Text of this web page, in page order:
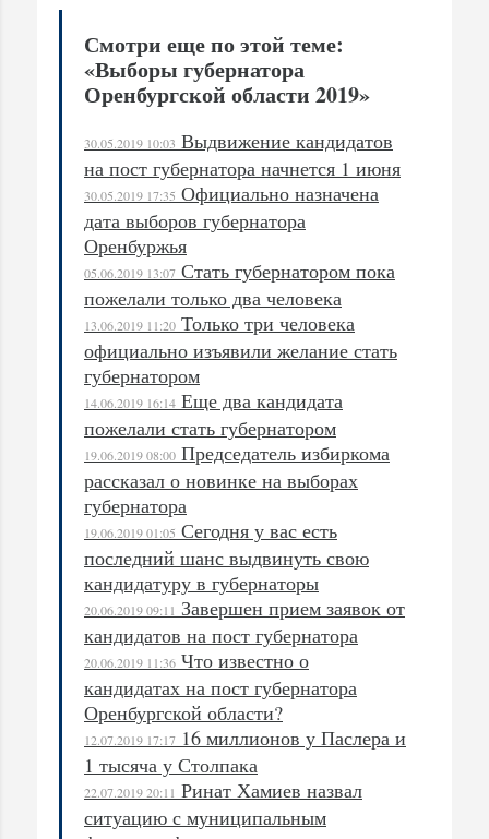
Смотри еще по этой теме:
«Выборы губернатора
Оренбургской области 2019»
30.05.2019 10:03 Выдвижение кандидатов
на пост губернатора начнется 1 июня
30.05.2019 17:35 Официально назначена
дата выборов губернатора
Оренбуржья
05.06.2019 13:07 Стать губернатором пока
пожелали только два человека
13.06.2019 11:20 Только три человека
официально изъявили желание стать
губернатором
14.06.2019 16:14 Еще два кандидата
пожелали стать губернатором
19.06.2019 08:00 Председатель избиркома
рассказал о новинке на выборах
губернатора
19.06.2019 01:05 Сегодня у вас есть
последний шанс выдвинуть свою
кандидатуру в губернаторы
20.06.2019 09:11 Завершен прием заявок от
кандидатов на пост губернатора
20.06.2019 11:36 Что известно о
кандидатах на пост губернатора
Оренбургской области?
12.07.2019 17:17 16 миллионов у Паслера и
1 тысяча у Столпака
22.07.2019 20:11 Ринат Хамиев назвал
ситуацию с муниципальным